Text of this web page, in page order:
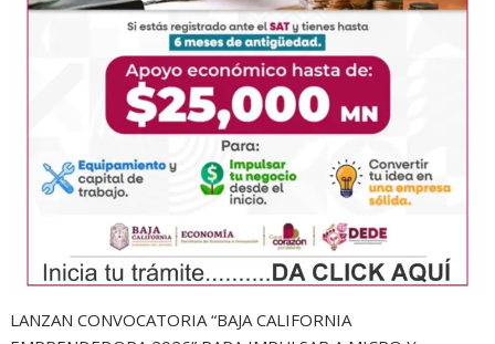
LANZAN CONVOCATORIA “BAJA CALIFORNIA